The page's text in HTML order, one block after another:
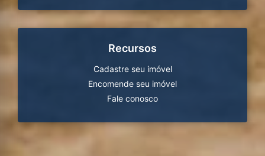
Recursos
Cadastre seu imóvel
Encomende seu imóvel
Fale conosco